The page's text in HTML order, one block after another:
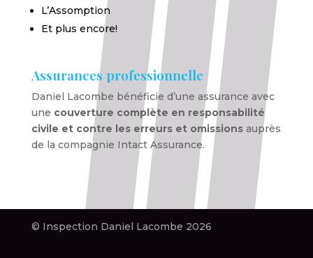
L’Assomption
Et plus encore!
Assurances professionnelle
Daniel Lacombe bénéficie d’une assurance avec
une couverture complète en responsabilité
civile et contre les erreurs et omissionsauprès
de la compagnie Intact Assurance.
© Inspection Daniel Lacombe 2026